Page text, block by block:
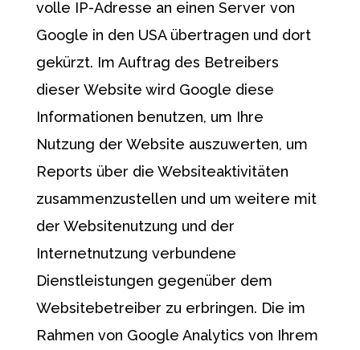
volle IP-Adresse an einen Server von
Google in den USA übertragen und dort
gekürzt. Im Auftrag des Betreibers
dieser Website wird Google diese
Informationen benutzen, um Ihre
Nutzung der Website auszuwerten, um
Reports über die Websiteaktivitäten
zusammenzustellen und um weitere mit
der Websitenutzung und der
Internetnutzung verbundene
Dienstleistungen gegenüber dem
Websitebetreiber zu erbringen. Die im
Rahmen von Google Analytics von Ihrem